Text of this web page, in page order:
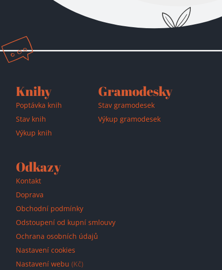
Přidáno do košíku!
Knihy
Poptávka knih
Stav knih
Výkup knih
Gramodesky
Stav gramodesek
Výkup gramodesek
Odkazy
Kontakt
Doprava
Obchodní podmínky
Odstoupení od kupní smlouvy
Ochrana osobních údajů
Nastavení cookies
Nastavení webu (Kč)